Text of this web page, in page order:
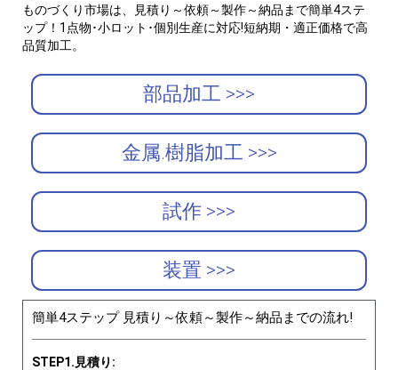
ものづくり市場は、見積り～依頼～製作～納品まで簡単4ステ
ップ！1点物･小ロット･個別生産に対応!短納期・適正価格で高
品質加工。
部品加工 >>>
金属.樹脂加工 >>>
試作 >>>
装置 >>>
簡単4ステップ 見積り～依頼～製作～納品までの流れ!
STEP1.見積り: